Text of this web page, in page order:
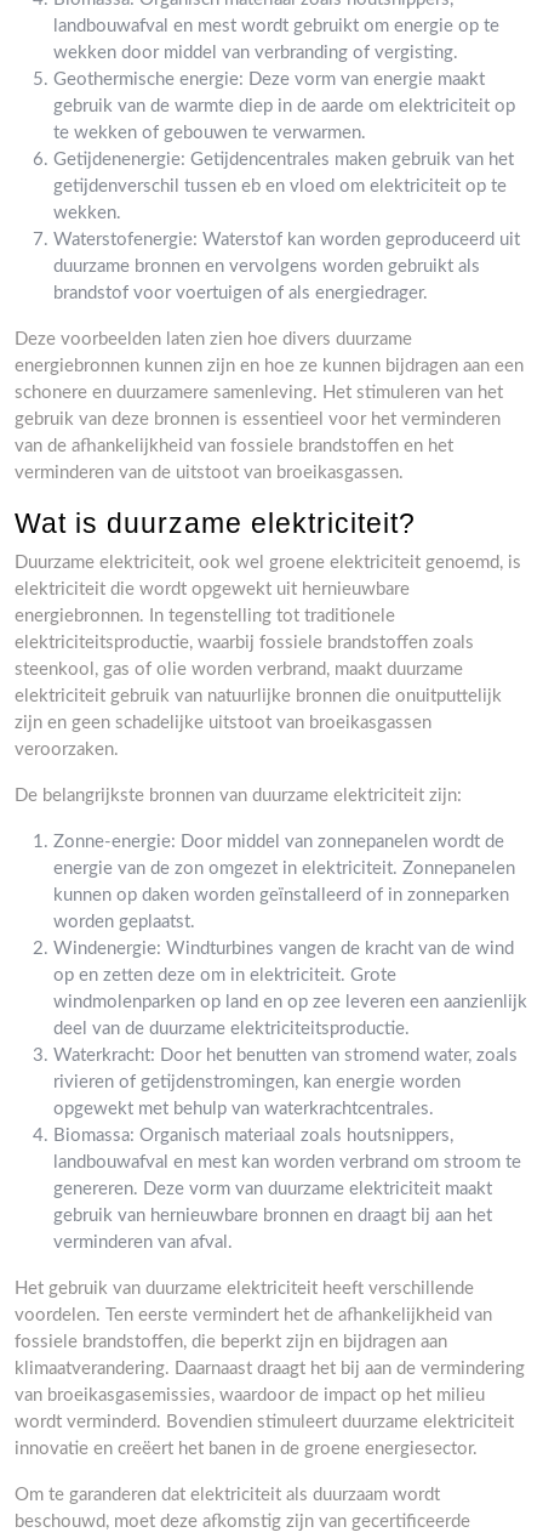
landbouwafval en mest wordt gebruikt om energie op te
wekken door middel van verbranding of vergisting.
Geothermische energie: Deze vorm van energie maakt
gebruik van de warmte diep in de aarde om elektriciteit op
te wekken of gebouwen te verwarmen.
Getijdenenergie: Getijdencentrales maken gebruik van het
getijdenverschil tussen eb en vloed om elektriciteit op te
wekken.
Waterstofenergie: Waterstof kan worden geproduceerd uit
duurzame bronnen en vervolgens worden gebruikt als
brandstof voor voertuigen of als energiedrager.
Deze voorbeelden laten zien hoe divers duurzame
energiebronnen kunnen zijn en hoe ze kunnen bijdragen aan een
schonere en duurzamere samenleving. Het stimuleren van het
gebruik van deze bronnen is essentieel voor het verminderen
van de afhankelijkheid van fossiele brandstoffen en het
verminderen van de uitstoot van broeikasgassen.
Wat is duurzame elektriciteit?
Duurzame elektriciteit, ook wel groene elektriciteit genoemd, is
elektriciteit die wordt opgewekt uit hernieuwbare
energiebronnen. In tegenstelling tot traditionele
elektriciteitsproductie, waarbij fossiele brandstoffen zoals
steenkool, gas of olie worden verbrand, maakt duurzame
elektriciteit gebruik van natuurlijke bronnen die onuitputtelijk
zijn en geen schadelijke uitstoot van broeikasgassen
veroorzaken.
De belangrijkste bronnen van duurzame elektriciteit zijn:
Zonne-energie: Door middel van zonnepanelen wordt de
energie van de zon omgezet in elektriciteit. Zonnepanelen
kunnen op daken worden geïnstalleerd of in zonneparken
worden geplaatst.
Windenergie: Windturbines vangen de kracht van de wind
op en zetten deze om in elektriciteit. Grote
windmolenparken op land en op zee leveren een aanzienlijk
deel van de duurzame elektriciteitsproductie.
Waterkracht: Door het benutten van stromend water, zoals
rivieren of getijdenstromingen, kan energie worden
opgewekt met behulp van waterkrachtcentrales.
Biomassa: Organisch materiaal zoals houtsnippers,
landbouwafval en mest kan worden verbrand om stroom te
genereren. Deze vorm van duurzame elektriciteit maakt
gebruik van hernieuwbare bronnen en draagt bij aan het
verminderen van afval.
Het gebruik van duurzame elektriciteit heeft verschillende
voordelen. Ten eerste vermindert het de afhankelijkheid van
fossiele brandstoffen, die beperkt zijn en bijdragen aan
klimaatverandering. Daarnaast draagt het bij aan de vermindering
van broeikasgasemissies, waardoor de impact op het milieu
wordt verminderd. Bovendien stimuleert duurzame elektriciteit
innovatie en creëert het banen in de groene energiesector.
Om te garanderen dat elektriciteit als duurzaam wordt
beschouwd, moet deze afkomstig zijn van gecertificeerde